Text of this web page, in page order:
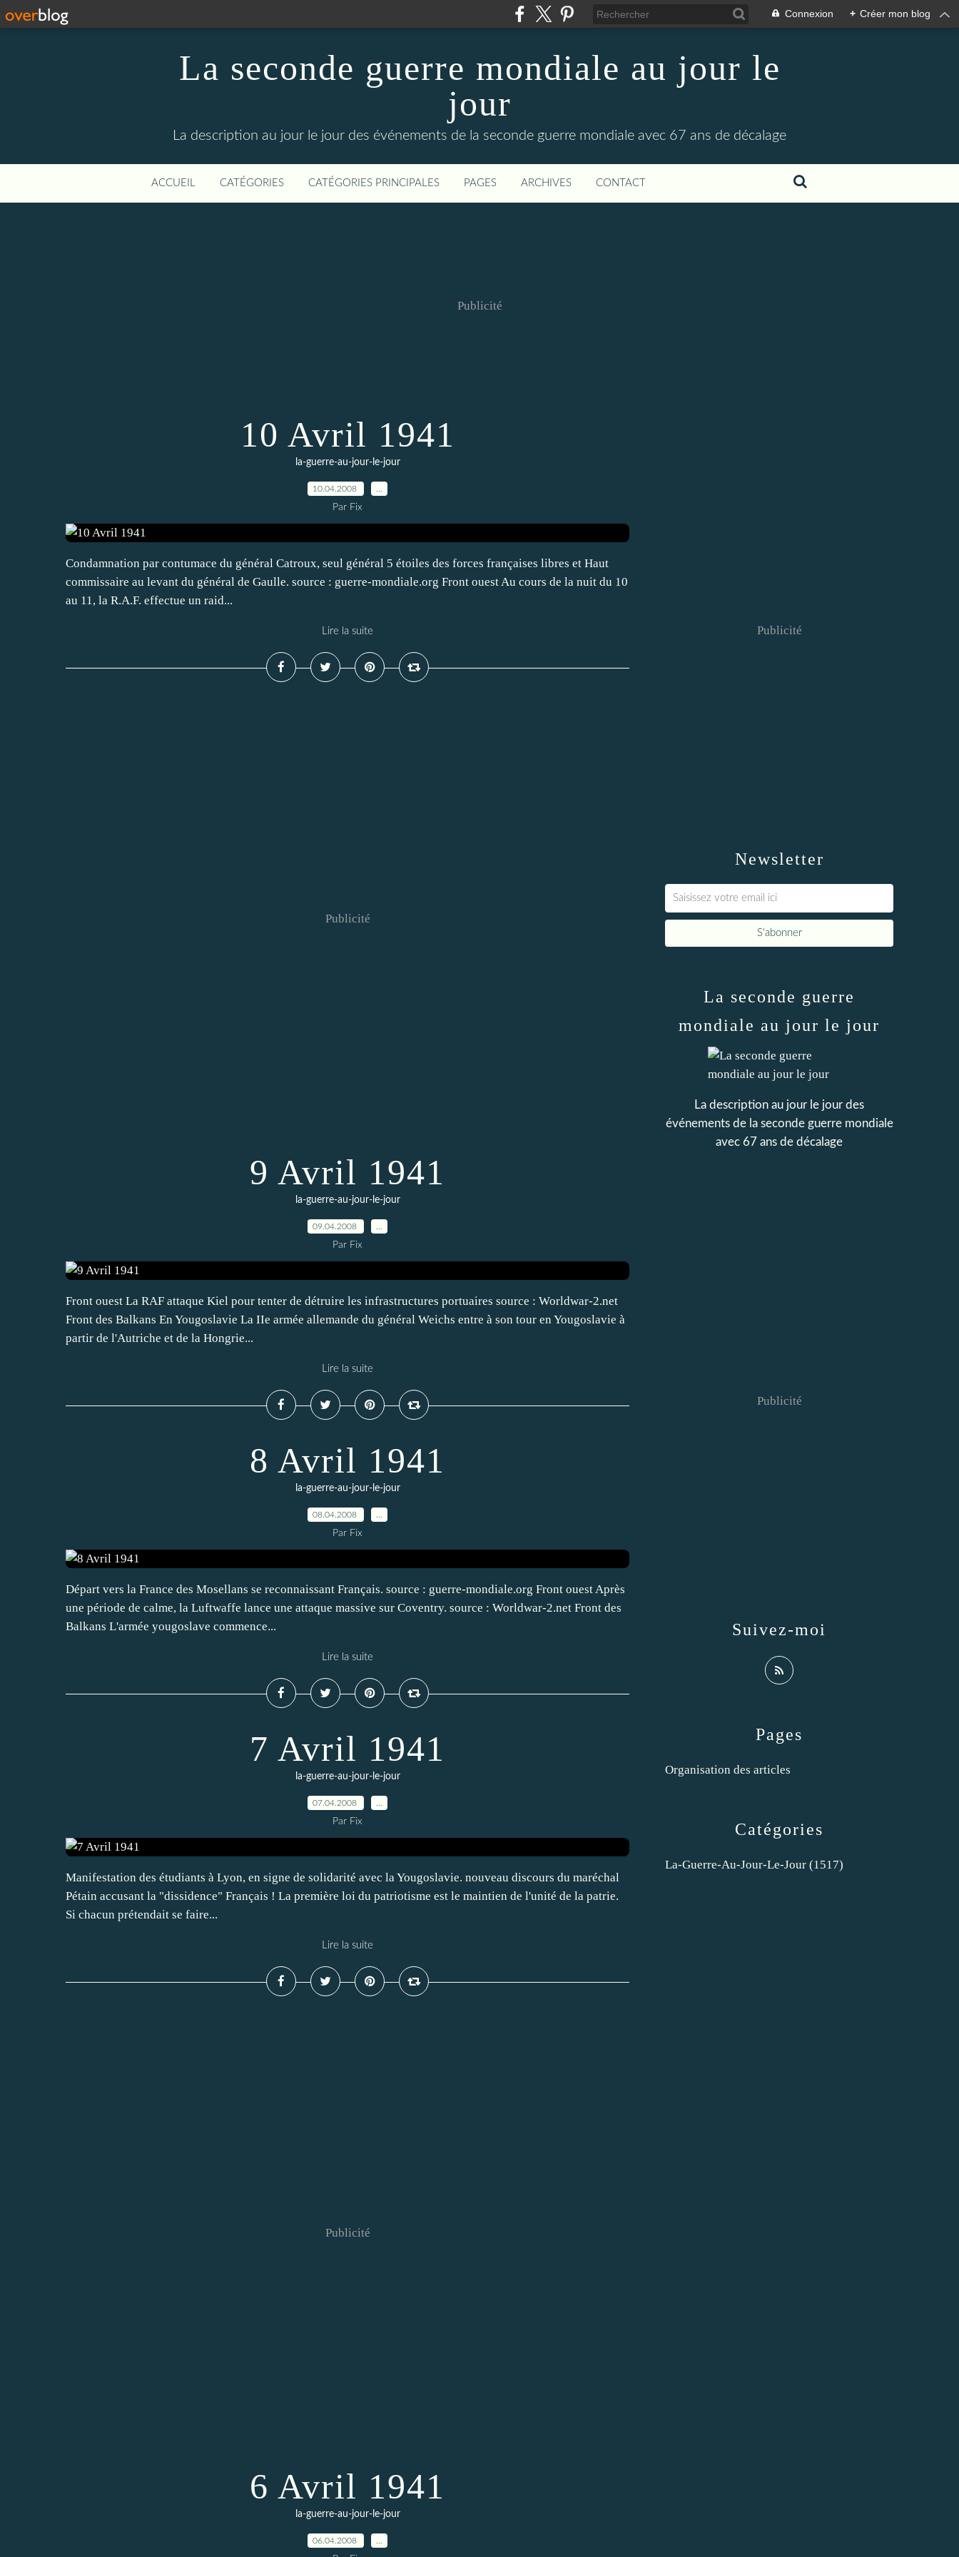
Connexion + Créer mon blog
La seconde guerre mondiale au jour le
jour
La description au jour le jour des événements de la seconde guerre mondiale avec 67 ans de décalage
ACCUEIL CATÉGORIES CATÉGORIES PRINCIPALES PAGES ARCHIVES CONTACT
Publicité
10 Avril 1941
la-guerre-au-jour-le-jour
10.04.2008
Par Fix
Condamnation par contumace du général Catroux, seul général 5 étoiles des forces françaises libres et Haut
commissaire au levant du général de Gaulle. source : guerre-mondiale.org Front ouest Au cours de la nuit du 10
au 11, la R.A.F. effectue un raid...
Lire la suite
Publicité
9 Avril 1941
la-guerre-au-jour-le-jour
09.04.2008
Par Fix
Front ouest La RAF attaque Kiel pour tenter de détruire les infrastructures portuaires source : Worldwar-2.net
Front des Balkans En Yougoslavie La IIe armée allemande du général Weichs entre à son tour en Yougoslavie à
partir de l'Autriche et de la Hongrie...
Lire la suite
8 Avril 1941
la-guerre-au-jour-le-jour
08.04.2008
Par Fix
Départ vers la France des Mosellans se reconnaissant Français. source : guerre-mondiale.org Front ouest Après
une période de calme, la Luftwaffe lance une attaque massive sur Coventry. source : Worldwar-2.net Front des
Balkans L'armée yougoslave commence...
Lire la suite
7 Avril 1941
la-guerre-au-jour-le-jour
07.04.2008
Par Fix
Manifestation des étudiants à Lyon, en signe de solidarité avec la Yougoslavie. nouveau discours du maréchal
Pétain accusant la "dissidence" Français ! La première loi du patriotisme est le maintien de l'unité de la patrie.
Si chacun prétendait se faire...
Lire la suite
Publicité
6 Avril 1941
la-guerre-au-jour-le-jour
06.04.2008
Newsletter
Publicité
Catégories
La-Guerre-Au-Jour-Le-Jour (1517)
Pages
Organisation des articles
La seconde guerre
mondiale au jour le jour
La description au jour le jour des
événements de la seconde guerre mondiale
avec 67 ans de décalage
Suivez-moi
Publicité